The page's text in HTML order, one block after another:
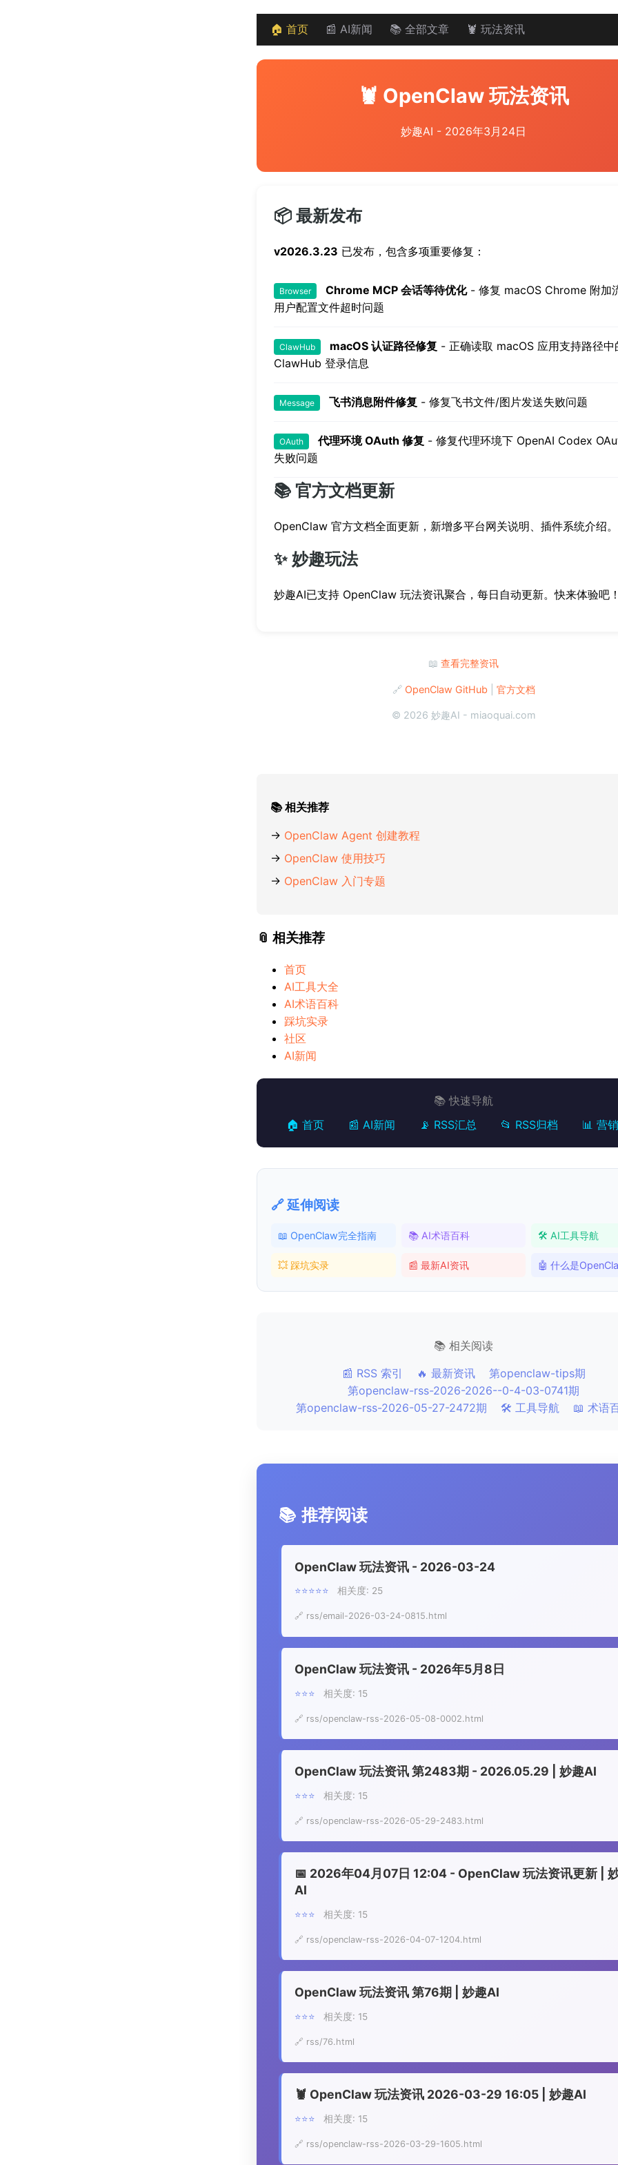
🏠 首页 📰 AI新闻 📚 全部文章 🦞 玩法资讯
🦞 OpenClaw 玩法资讯
妙趣AI - 2026年3月24日
📦 最新发布
v2026.3.23 已发布，包含多项重要修复：
Browser Chrome MCP 会话等待优化- 修复 macOS Chrome 附加
用户配置文件超时问题
ClawHub macOS 认证路径修复 - 正确读取 macOS 应用支持路径中
ClawHub 登录信息
Message 飞书消息附件修复 - 修复飞书文件/图片发送失败问题
OAuth 代理环境 OAuth 修复 - 修复代理环境下 OpenAI Codex
失败问题
📚 官方文档更新
OpenClaw 官方文档全面更新，新增多平台网关说明、插件系统介绍。
✨ 妙趣玩法
妙趣AI已支持 OpenClaw 玩法资讯聚合，每日自动更新。快来体验吧
📖 查看完整资讯
🔗 OpenClaw GitHub| 官方文档
© 2026 妙趣AI - miaoquai.com
📚 相关推荐
→ OpenClaw Agent 创建教程
→ OpenClaw 使用技巧
→ OpenClaw 入门专题
📎 相关推荐
首页
AI工具大全
AI术语百科
踩坑实录
社区
AI新闻
📚 快速导航
🏠 首页
📰 AI新闻 📡 RSS汇总 📂 RSS归档 📊 营
🔗 延伸阅读
📖 OpenClaw完全指南 📚 AI术语百科 🛠️ AI工具导航
💥 踩坑实录 📰 最新AI资讯 🤖 什么是
📚 相关阅读
📰 RSS 索引
🔥 最新资讯
第openclaw-tips期
第openclaw-rss-2026-2026--0-4-03-0741期
第openclaw-rss-2026-05-27-2472期
🛠️ 工具导航 📖 术语
📚 推荐阅读
OpenClaw 玩法资讯 - 2026-03-24
⭐⭐⭐⭐⭐ 相关度: 25
🔗 rss/email-2026-03-24-0815.html
OpenClaw 玩法资讯 - 2026年5月8日
⭐⭐⭐ 相关度: 15
🔗 rss/openclaw-rss-2026-05-08-0002.html
OpenClaw 玩法资讯 第2483期 - 2026.05.29 | 妙趣AI
⭐⭐⭐ 相关度: 15
🔗 rss/openclaw-rss-2026-05-29-2483.html
📅 2026年04月07日 12:04 - OpenClaw 玩法资讯更新 |
AI
⭐⭐⭐ 相关度: 15
🔗 rss/openclaw-rss-2026-04-07-1204.html
OpenClaw 玩法资讯 第76期 | 妙趣AI
⭐⭐⭐ 相关度: 15
🔗 rss/76.html
🦞 OpenClaw 玩法资讯 2026-03-29 16:05 | 妙趣AI
⭐⭐⭐ 相关度: 15
🔗 rss/openclaw-rss-2026-03-29-1605.html